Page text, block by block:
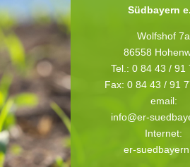
Südbayern
Wolfshof 7a
86558
Tel.: 0 84 43 / 91
Fax: 0 84 43 / 91
email:
info@er-
Internet:
er-